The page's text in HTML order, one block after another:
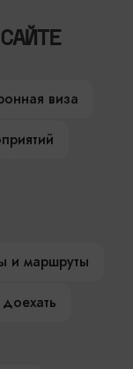
виза
и маршруты